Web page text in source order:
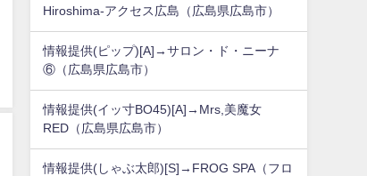
Hiroshima-アクセス広島（広島県広島市）
情報提供(ピップ)[A]→サロン・ド・ニーナ
⑥（広島県広島市）
情報提供(イッ寸BO45)[A]→Mrs,美魔女
RED（広島県広島市）
情報提供(しゃぶ太郎)[S]→FROG SPA（フロ